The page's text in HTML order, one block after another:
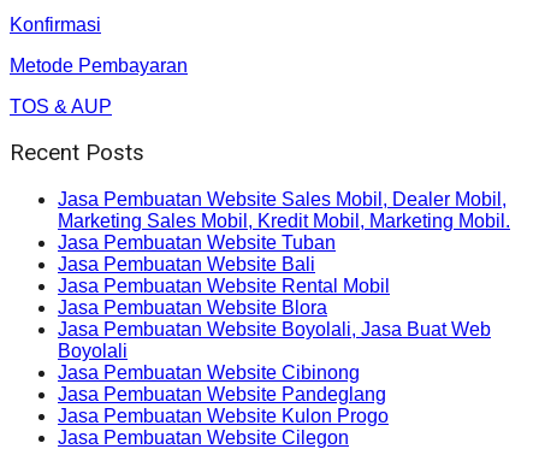
Konfirmasi
Metode Pembayaran
TOS & AUP
Recent Posts
Jasa Pembuatan Website Sales Mobil, Dealer Mobil,
Marketing Sales Mobil, Kredit Mobil, Marketing Mobil.
Jasa Pembuatan Website Tuban
Jasa Pembuatan Website Bali
Jasa Pembuatan Website Rental Mobil
Jasa Pembuatan Website Blora
Jasa Pembuatan Website Boyolali, Jasa Buat Web
Boyolali
Jasa Pembuatan Website Cibinong
Jasa Pembuatan Website Pandeglang
Jasa Pembuatan Website Kulon Progo
Jasa Pembuatan Website Cilegon